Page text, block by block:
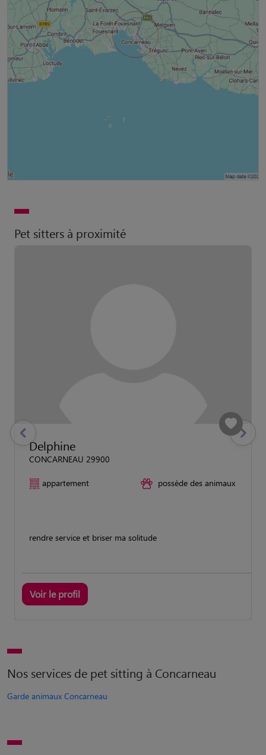
Pet sitters à proximité
Delphine
CONCARNEAU 29900
appartement possède des animaux
rendre service et briser ma solitude
Voir le profil
previous Suivant
Nos services de pet sitting à Concarneau
Garde animaux Concarneau